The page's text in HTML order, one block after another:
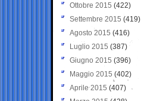
Ottobre 2015 (422)
Settembre 2015 (419)
Agosto 2015 (416)
Luglio 2015 (387)
Giugno 2015 (396)
Maggio 2015 (402)
Aprile 2015 (407)